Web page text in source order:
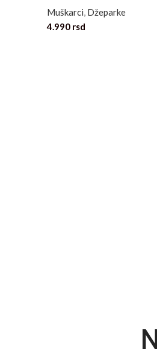
Muškarci, Džeparke
4.990 rsd